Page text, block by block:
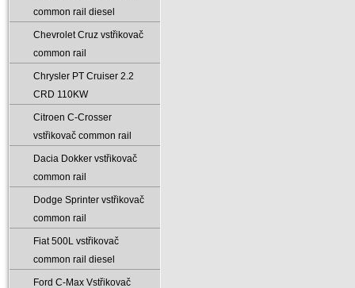
common rail diesel
Chevrolet Cruz vstřikovač
common rail
Chrysler PT Cruiser 2.2
CRD 110KW
Citroen C-Crosser
vstřikovač common rail
Dacia Dokker vstřikovač
common rail
Dodge Sprinter vstřikovač
common rail
Fiat 500L vstřikovač
common rail diesel
Ford C-Max Vstřikovač